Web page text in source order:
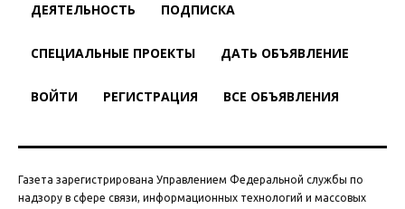
ДЕЯТЕЛЬНОСТЬ ПОДПИСКА
СПЕЦИАЛЬНЫЕ ПРОЕКТЫ ДАТЬ ОБЪЯВЛЕНИЕ
ВОЙТИ РЕГИСТРАЦИЯ ВСЕ ОБЪЯВЛЕНИЯ
Газета зарегистрирована Управлением Федеральной службы по
надзору в сфере связи, информационных технологий и массовых